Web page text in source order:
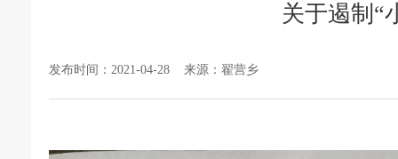
关于遏制“
发布时间：2021-04-28 来源：翟营乡